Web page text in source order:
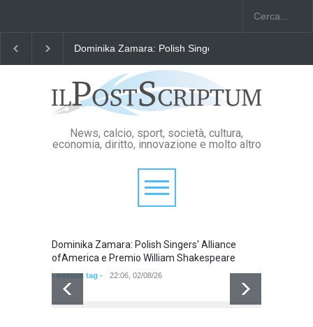
"Il Passaporto di Fausto Angelo Coppi" il Premio
News, calcio, sport, società, cultura,
economia, diritto, innovazione e molto altro
Dominika Zamara: Polish Singers' Alliance
ofAmerica e Premio William Shakespeare
- nessun tag - 22:06, 02/08/26